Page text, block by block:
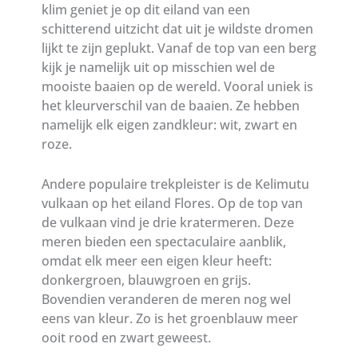
klim geniet je op dit eiland van een
schitterend uitzicht dat uit je wildste dromen
lijkt te zijn geplukt. Vanaf de top van een berg
kijk je namelijk uit op misschien wel de
mooiste baaien op de wereld. Vooral uniek is
het kleurverschil van de baaien. Ze hebben
namelijk elk eigen zandkleur: wit, zwart en
roze.
Andere populaire trekpleister is de Kelimutu
vulkaan op het eiland Flores. Op de top van
de vulkaan vind je drie kratermeren. Deze
meren bieden een spectaculaire aanblik,
omdat elk meer een eigen kleur heeft:
donkergroen, blauwgroen en grijs.
Bovendien veranderen de meren nog wel
eens van kleur. Zo is het groenblauw meer
ooit rood en zwart geweest.